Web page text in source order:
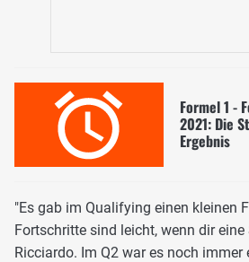
Formel 1 -
2021: Die
Ergebnis
"Es gab im Qualifying einen kleinen
Fortschritte sind leicht, wenn dir
Ricciardo. Im Q2 war es noch immer